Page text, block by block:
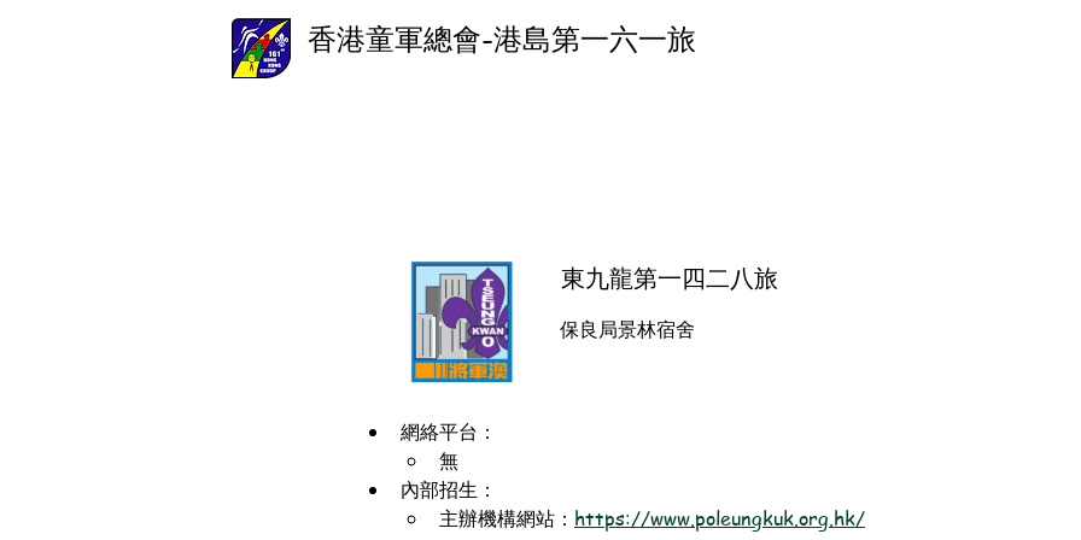
香港童軍總會-港島第一六一旅
東九龍第一四二八旅
保良局景林宿舍
網絡平台：
無
內部招生：
主辦機構網站： https://www.poleungkuk.org.hk/